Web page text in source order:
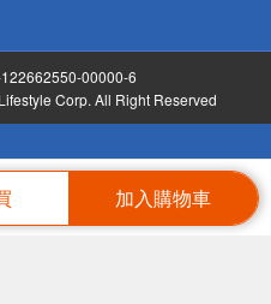
加入購物車
00000-6
Corp. All Right Reserved